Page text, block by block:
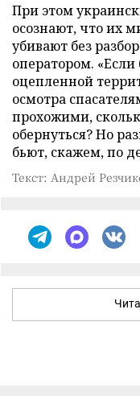
При этом
осознают, что их
убивают без
оператором.
оцепленной
осмотра
прохожими,
обернуться? Но
бьют, скажем, по
Текст: Андрей